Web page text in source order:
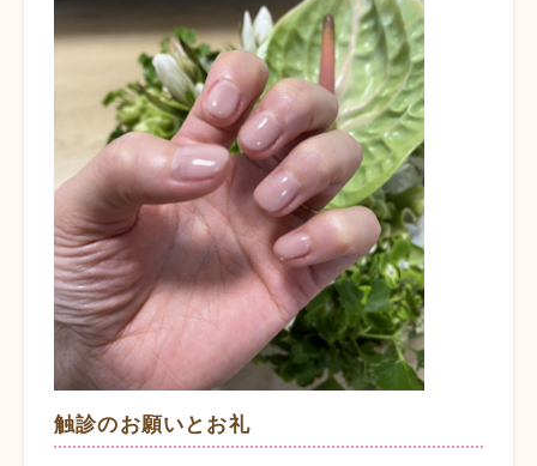
触診のお願いとお礼